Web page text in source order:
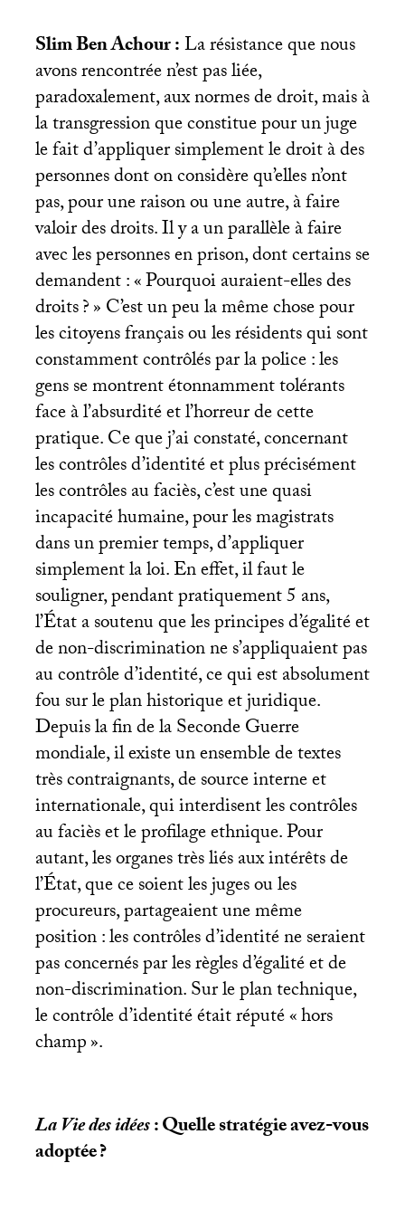
Slim Ben Achour :La résistance que nous
avons rencontrée n’est pas liée,
paradoxalement, aux normes de droit, mais à
la transgression que constitue pour un juge
le fait d’appliquer simplement le droit à des
personnes dont on considère qu’elles n’ont
pas, pour une raison ou une autre, à faire
valoir des droits. Il y a un parallèle à faire
avec les personnes en prison, dont certains se
demandent : «Pourquoi auraient-elles des
droits?» C’est un peu la même chose pour
les citoyens français ou les résidents qui sont
constamment contrôlés par la police : les
gens se montrent étonnamment tolérants
face à l’absurdité et l’horreur de cette
pratique. Ce que j’ai constaté, concernant
les contrôles d’identité et plus précisément
les contrôles au faciès, c’est une quasi
incapacité humaine, pour les magistrats
dans un premier temps, d’appliquer
simplement la loi. En effet, il faut le
souligner, pendant pratiquement 5 ans,
l’État a soutenu que les principes d’égalité et
de non-discrimination ne s’appliquaient pas
au contrôle d’identité, ce qui est absolument
fou sur le plan historique et juridique.
Depuis la fin de la Seconde Guerre
mondiale, il existe un ensemble de textes
très contraignants, de source interne et
internationale, qui interdisent les contrôles
au faciès et le profilage ethnique. Pour
autant, les organes très liés aux intérêts de
l’État, que ce soient les juges ou les
procureurs, partageaient une même
position : les contrôles d’identité ne seraient
pas concernés par les règles d’égalité et de
non-discrimination. Sur le plan technique,
le contrôle d’identité était réputé «hors
champ».
La Vie des idées: Quelle stratégie avez-vous
adoptée?